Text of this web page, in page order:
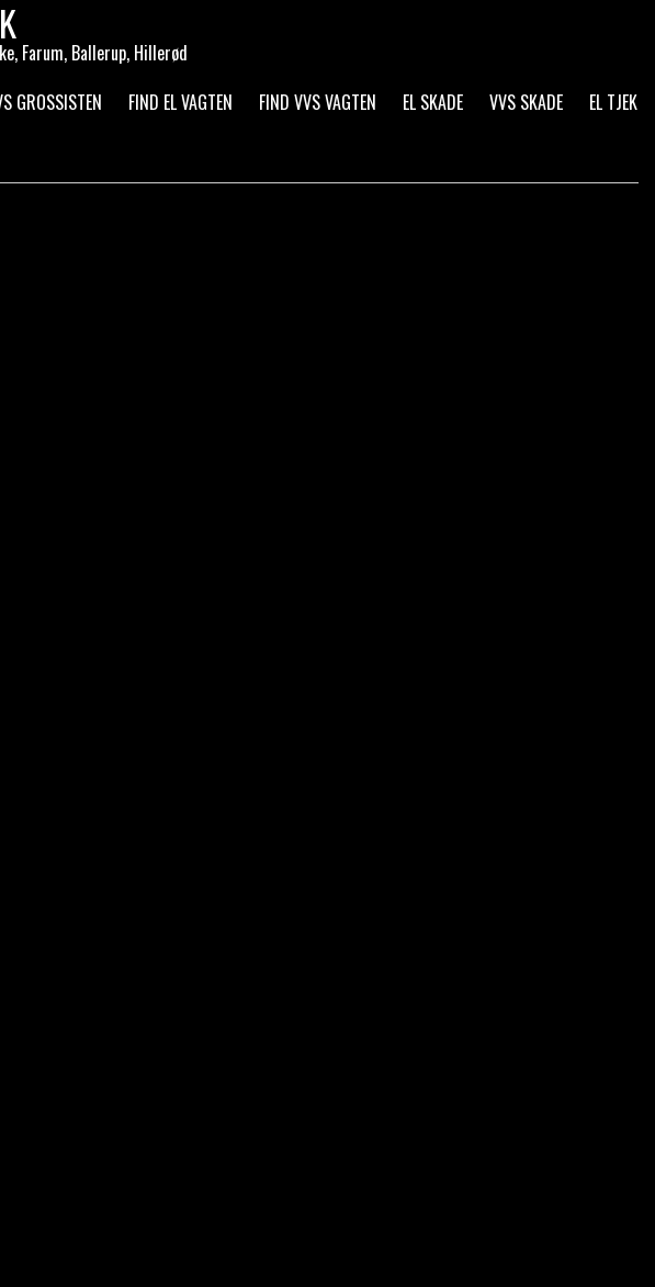
Farum, Ballerup, Hillerød
GROSSISTEN FIND EL VAGTEN FIND VVS VAGTEN EL SKADE VVS SKADE
EL TJEK